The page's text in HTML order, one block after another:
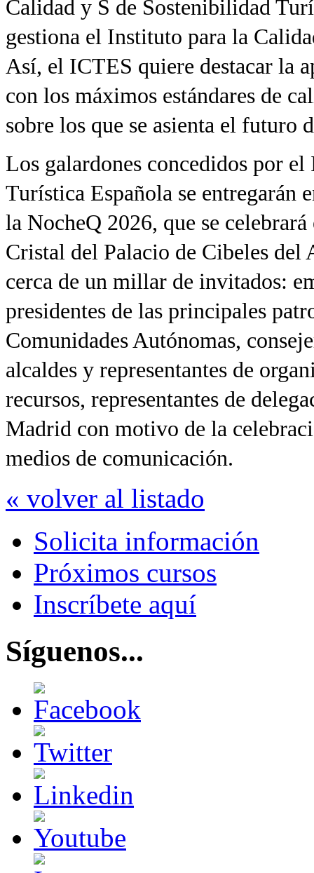
Calidad y S de Sostenibilidad
gestiona el Instituto para la
Así, el ICTES quiere destacar la
con los máximos estándares de
sobre los que se asienta el futuro
Los galardones concedidos por
Turística Española se entregarán
la NocheQ 2026, que se
Cristal del Palacio de Cibeles del
cerca de un millar de invitados:
presidentes de las principales
Comunidades Autónomas,
alcaldes y representantes de
recursos, representantes de
Madrid con motivo de la
medios de comunicación.
« volver al listado
Solicita información
Próximos cursos
Inscríbete aquí
Síguenos...